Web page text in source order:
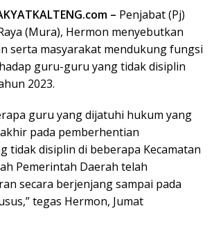
– Penjabat (Pj)
(Mura), Hermon menyebutkan
serta masyarakat mendukung fungsi
guru-guru yang tidak disiplin
2023.
guru yang dijatuhi hukum yang
pada pemberhentian
tidak disiplin di beberapa Kecamatan
Pemerintah Daerah telah
secara berjenjang sampai pada
tegas Hermon, Jumat